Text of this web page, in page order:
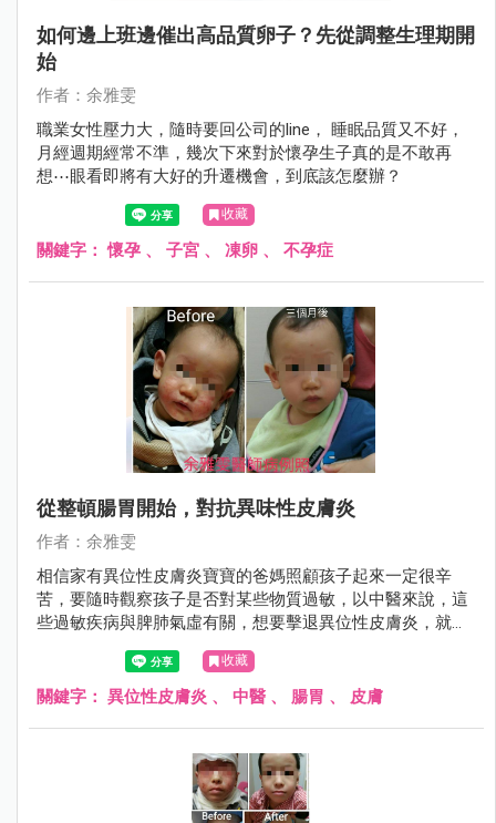
如何邊上班邊催出高品質卵子？先從調整生理期開
始
作者：余雅雯
職業女性壓力大，隨時要回公司的line， 睡眠品質又不好，
月經週期經常不準，幾次下來對於懷孕生子真的是不敢再
想⋯眼看即將有大好的升遷機會，到底該怎麼辦？
收藏
關鍵字：懷孕 、 子宮 、 凍卵 、 不孕症
從整頓腸胃開始，對抗異味性皮膚炎
作者：余雅雯
相信家有異位性皮膚炎寶寶的爸媽照顧孩子起來一定很辛
苦，要隨時觀察孩子是否對某些物質過敏，以中醫來說，這
些過敏疾病與脾肺氣虛有關，想要擊退異位性皮膚炎，就要
從照顧腸胃做起，附上一張近日診療的一名小男童，經過3
個月的持續追蹤治療，皮膚改善許多。
收藏
關鍵字： 異位性皮膚炎 、 中醫 、 腸胃 、 皮膚